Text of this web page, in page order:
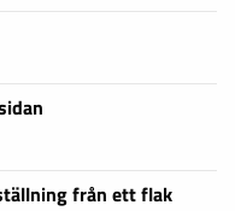
från ett flak